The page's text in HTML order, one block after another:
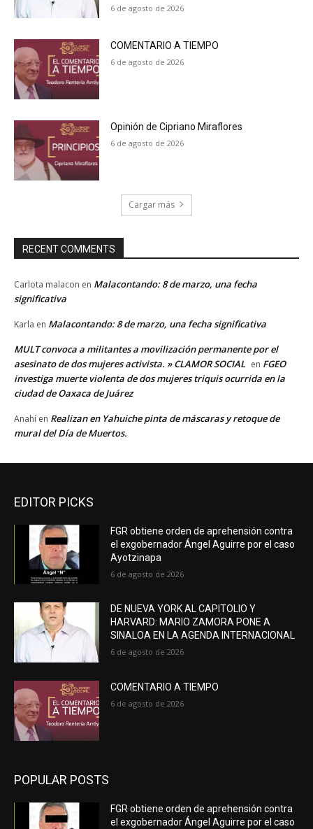
6 de agosto de 2026
COMENTARIO A TIEMPO
6 de agosto de 2026
Opinión de Cipriano Miraflores
6 de agosto de 2026
Cargar más
RECENT COMMENTS
Carlota malacon en Malacontando: 8 de marzo, una fecha
significativa
Karla en Malacontando: 8 de marzo, una fecha significativa
MULT convoca a militantes a movilización permanente por el
asesinato de dos mujeres activista. » CLAMOR SOCIAL en FGEO
investiga muerte violenta de dos mujeres triquis ocurrida en la
ciudad de Oaxaca de Juárez
Anahí en Realizan en Yahuiche pinta de máscaras y retoque de
mural del Día de Muertos.
EDITOR PICKS
FGR obtiene orden de aprehensión contra
el exgobernador Ángel Aguirre por el caso
Ayotzinapa
6 de agosto de 2026
DE NUEVA YORK AL CAPITOLIO Y
HARVARD: MARIO ZAMORA PONE A
SINALOA EN LA AGENDA INTERNACIONAL
6 de agosto de 2026
COMENTARIO A TIEMPO
6 de agosto de 2026
POPULAR POSTS
FGR obtiene orden de aprehensión contra
el exgobernador Ángel Aguirre por el caso